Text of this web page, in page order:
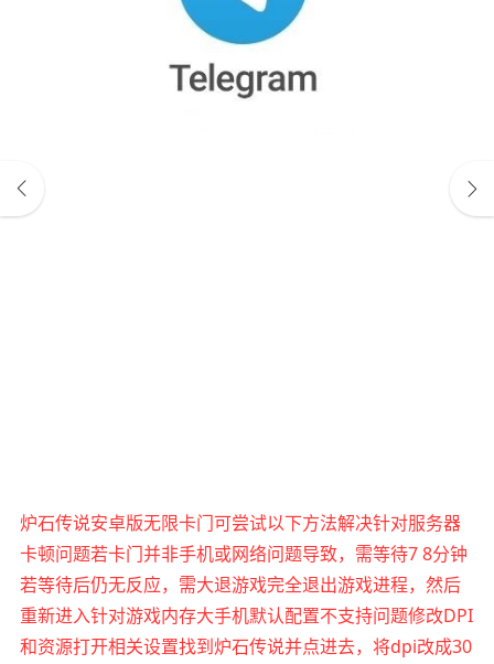
炉石传说安卓版无限卡门可尝试以下方法解决针对服务器
卡顿问题若卡门并非手机或网络问题导致，需等待7 8分钟
若等待后仍无反应，需大退游戏完全退出游戏进程，然后
重新进入针对游戏内存大手机默认配置不支持问题修改DPI
和资源打开相关设置找到炉石传说并点进去，将dpi改成30